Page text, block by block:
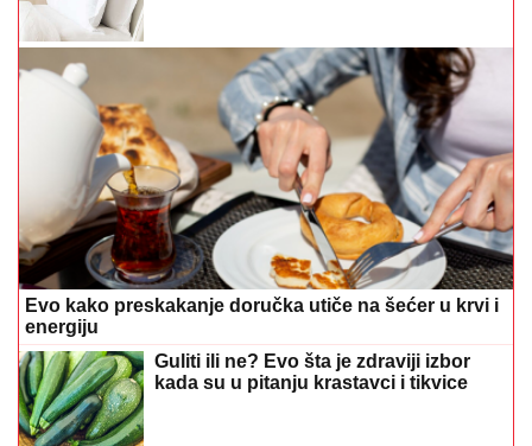
Evo kako preskakanje doručka utiče na šećer u krvi i
energiju
Guliti ili ne? Evo šta je zdraviji izbor
kada su u pitanju krastavci i tikvice